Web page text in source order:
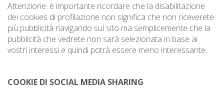
Attenzione: è importante ricordare che la disabilitazione
dei cookies di profilazione non significa che non riceverete
più pubblicità navigando sul sito ma semplicemente che la
pubblicità che vedrete non sarà selezionata in base ai
vostri interessi e quindi potrà essere meno interessante.
COOKIE DI SOCIAL MEDIA SHARING